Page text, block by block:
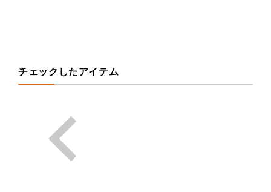
チェックしたアイテム